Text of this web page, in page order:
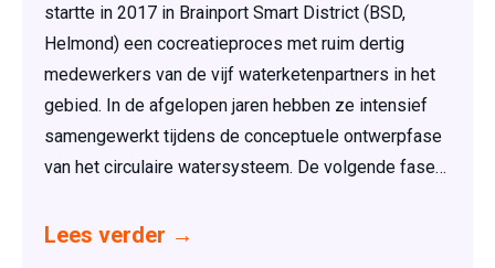
startte in 2017 in Brainport Smart District (BSD,
Helmond) een cocreatieproces met ruim dertig
medewerkers van de vijf waterketenpartners in het
gebied. In de afgelopen jaren hebben ze intensief
samengewerkt tijdens de conceptuele ontwerpfase
van het circulaire watersysteem. De volgende fase…
Lees verder →